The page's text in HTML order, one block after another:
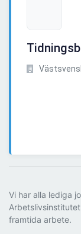
Vi har alla lediga
framtida arbete.